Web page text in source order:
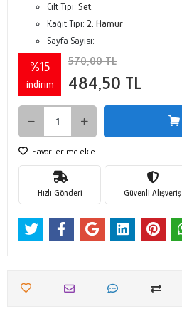
Cilt Tipi: Set
Kağıt Tipi: 2. Hamur
Sayfa Sayısı:
%15
indirim
570,00 TL
484,50 TL
Favorilerime ekle
Hızlı Gönderi Güvenli Alışveriş